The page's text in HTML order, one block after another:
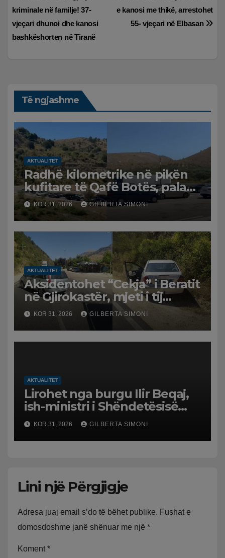
te
postimet
e kanosi me thikë, arrestohet
55- vjeçari në Elbasan
kriminale në familje! 37-
vjeçari dhunoi dhe kanosi
bashkëshorten në Tiranë
Të ngjashme
AKTUALITET
Radhë kilometrike në pikën
kufitare të Qafë Botës, pala
greke raporton defekt në
sistem, qytetarët mbeten të
bllokuar
KOR 31, 2026 GILBERTA SIMONI
AKTUALITET
Aksidentohet “Cekja” i Beratit
në Gjirokastër, mjeti i tij
përplaset me atë të klerikut
bektashian
KOR 31, 2026 GILBERTA SIMONI
AKTUALITET
Lirohet nga burgu Ilir Beqaj,
ish-ministri i Shëndetësisë
‘kthehet’ në shtëpi, GJKKO i
ndryshon masën e arrestit
KOR 31, 2026 GILBERTA SIMONI
Lini një Përgjigje
Adresa juaj email s’do të bëhet publike. Fushat e
domosdoshme janë shënuar me një *
Koment *